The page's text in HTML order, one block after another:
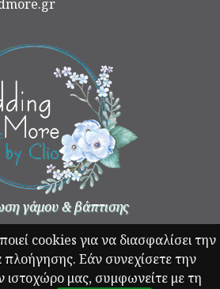
cookies για να διασφαλίσει την
πλοήγησης. Εάν συνεχίσετε την
ιστοχώρο μας, συμφωνείτε με τη
γάμου & βάπτισης